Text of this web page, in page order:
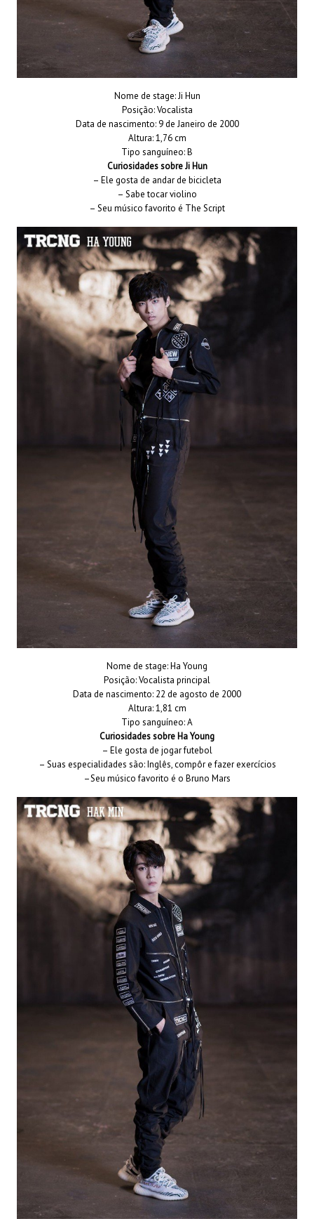
Nome de stage: Ji Hun
Posição: Vocalista
Data de nascimento: 9 de Janeiro de 2000
Altura: 1,76 cm
Tipo sanguíneo: B
Curiosidades sobre Ji Hun
– Ele gosta de andar de bicicleta
– Sabe tocar violino
– Seu músico favorito é The Script
Nome de stage: Ha Young
Posição: Vocalista principal
Data de nascimento: 22 de agosto de 2000
Altura: 1,81 cm
Tipo sanguíneo: A
Curiosidades sobre Ha Young
– Ele gosta de jogar futebol
– Suas especialidades são: Inglês, compôr e fazer exercícios
–Seu músico favorito é o Bruno Mars